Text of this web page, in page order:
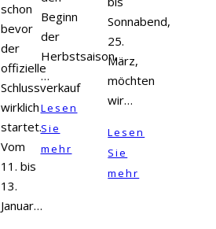
schon
bevor
der
offizielle
Schlussverkauf
wirklich
startet.
Vom
11. bis
13.
Januar…
Beginn
der
Herbstsaison.
…
Lesen
Sie
mehr
Sonnabend,
25.
März,
möchten
wir…
Lesen
Sie
mehr